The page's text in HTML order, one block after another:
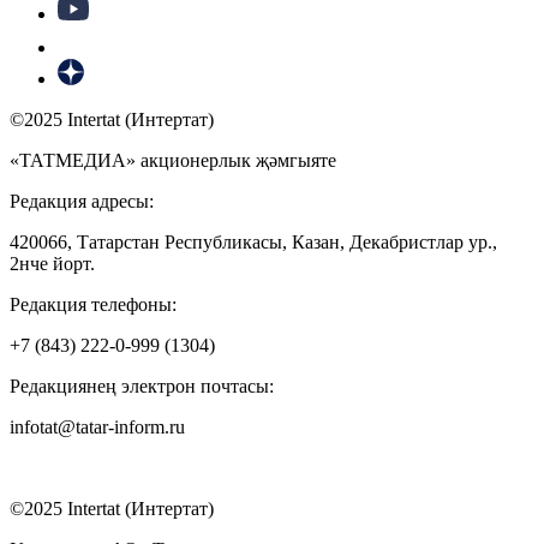
©2025 Intertat (Интертат)
«ТАТМЕДИА» акционерлык җәмгыяте
Редакция адресы:
420066, Татарстан Республикасы, Казан, Декабристлар ур.,
2нче йорт.
Редакция телефоны:
+7 (843) 222-0-999 (1304)
Редакциянең электрон почтасы:
infotat@tatar-inform.ru
©2025 Intertat (Интертат)